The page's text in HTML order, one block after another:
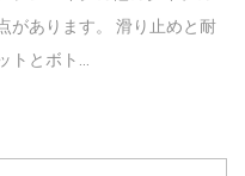
があります。 滑り止めと耐
トとボト...